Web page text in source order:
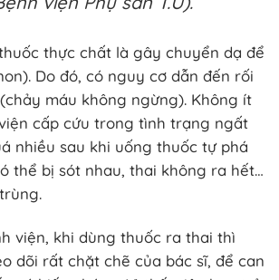
thực chất là gây chuyển dạ để
Do đó, có nguy cơ dẫn đến rối
máu không ngừng). Không ít
cấp cứu trong tình trạng ngất
nhiều sau khi uống thuốc tự phá
thể bị sót nhau, thai không ra hết…
viện, khi dùng thuốc ra thai thì
dõi rất chặt chẽ của bác sĩ, để can